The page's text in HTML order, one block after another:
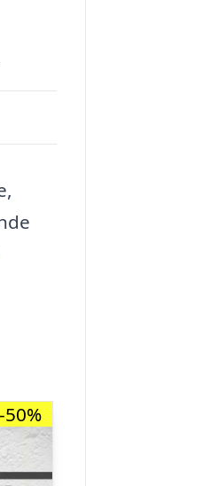
-50%